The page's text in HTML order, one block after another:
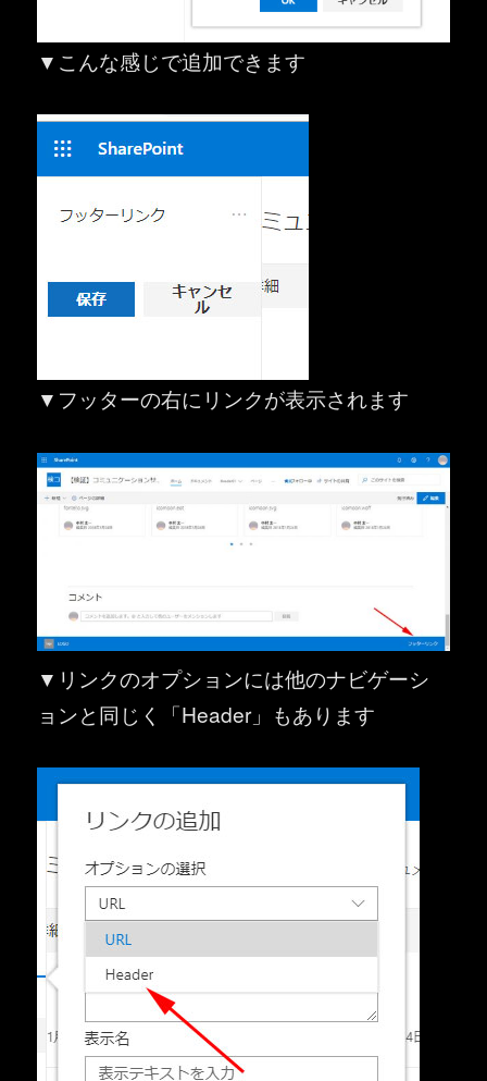
▼こんな感じで追加できます
▼フッターの右にリンクが表示されます
▼リンクのオプションには他のナビゲーシ
ョンと同じく「Header」もあります